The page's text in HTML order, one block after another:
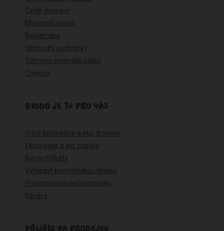
Ceník dopravy
Možnosti plateb
Reklamace
Obchodní podmínky
Ochrana osobních údajů
Cookies
BIOOO JE TU PRO VÁS
O bio kosmetice a eko drogerii
Ekologické a bio značky
Bio certifikáty
Vyhledat kosmetickou složku
Poradna přírodní kosmetiky
Kariéra
PŘIJĎTE NA PRODEJNU